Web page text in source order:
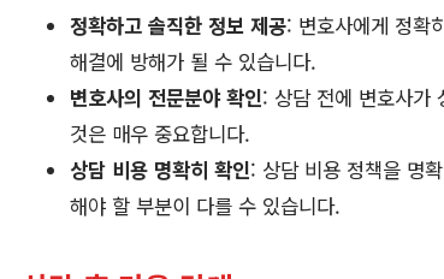
정확하고 솔직한 정보 제공: 변호사에게 정확
해결에 방해가 될 수 있습니다.
변호사의 전문분야 확인: 상담 전에 변호사가
것은 매우 중요합니다.
상담 비용 명확히 확인: 상담 비용 정책을 명
해야 할 부분이 다를 수 있습니다.